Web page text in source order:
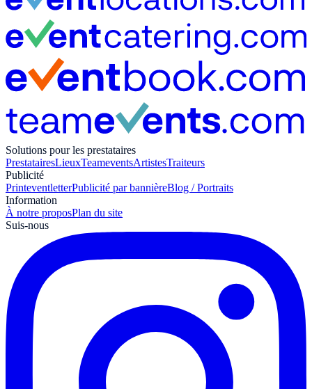
Solutions pour les prestataires
PrestatairesLieuxTeameventsArtistesTraiteurs
Publicité
PrinteventletterPublicité par bannièreBlog / Portraits
Information
À notre proposPlan du site
Suis-nous